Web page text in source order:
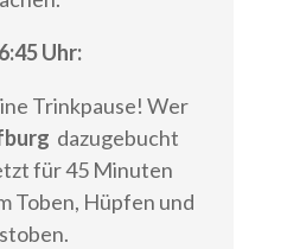
Uhr:
Trinkpause! Wer
dazugebucht
für 45 Minuten
Toben, Hüpfen und